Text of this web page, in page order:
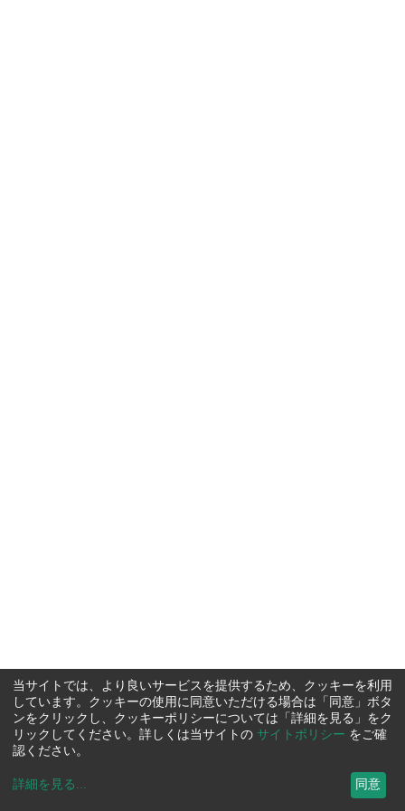
当サイトでは、より良いサービスを提供するため、クッキーを利用
しています。クッキーの使用に同意いただける場合は「同意」ボタ
ンをクリックし、クッキーポリシーについては「詳細を見る」をク
リックしてください。詳しくは当サイトの サイトポリシー をご確
認ください。
詳細を見る ... 同意